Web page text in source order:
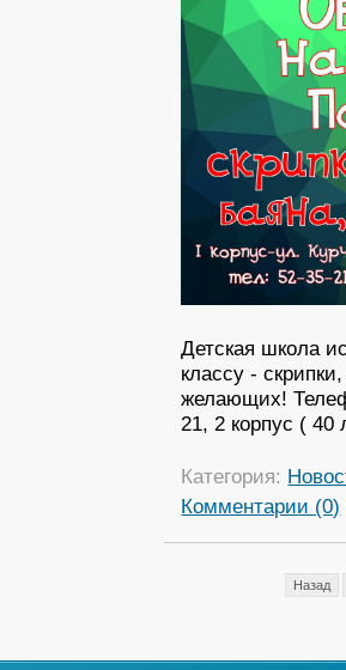
Детская школа
классу -
желающих!
21, 2 корпус ( 40
Категория:
Комментарии (0)
Назад